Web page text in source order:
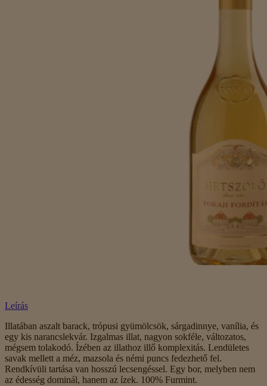
Leírás
Illatában aszalt barack, trópusi gyümölcsök, sárgadinnye, vanília, és
egy kis narancslekvár. Izgalmas illat, nagyon sokféle, változatos,
mégsem tolakodó. Ízében az illathoz illő komplexitás. Lendületes
savak mellett a méz, mazsola és némi puncs fedezhető fel.
Rendkívüli tartása van hosszú lecsengéssel. Egy bor, melyben nem
az édesség dominál, hanem az ízek. 100% Furmint.